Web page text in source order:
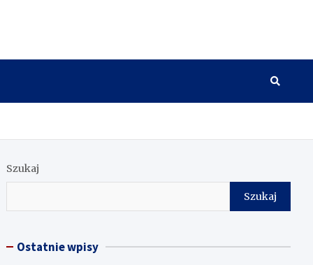
Szukaj
Szukaj
Ostatnie wpisy